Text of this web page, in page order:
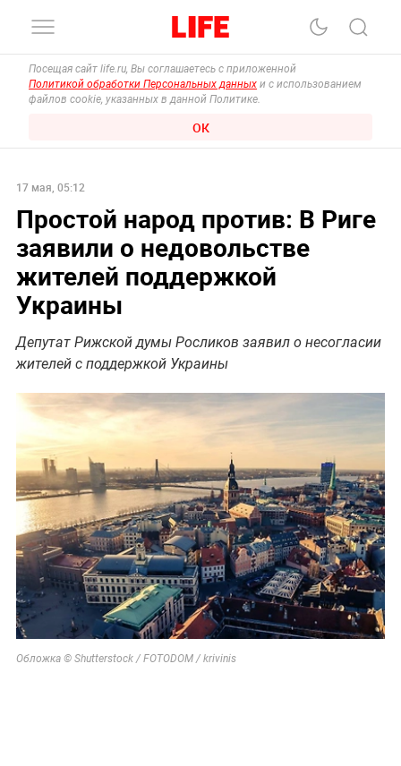
Посещая сайт life.ru, Вы соглашаетесь с приложенной
Политикой обработки Персональных данных и с использованием
файлов cookie, указанных в данной Политике.
ОК
17 мая, 05:12
Простой народ против: В Риге
заявили о недовольстве
жителей поддержкой
Украины
Депутат Рижской думы Росликов заявил о несогласии
жителей с поддержкой Украины
Обложка © Shutterstock / FOTODOM / krivinis